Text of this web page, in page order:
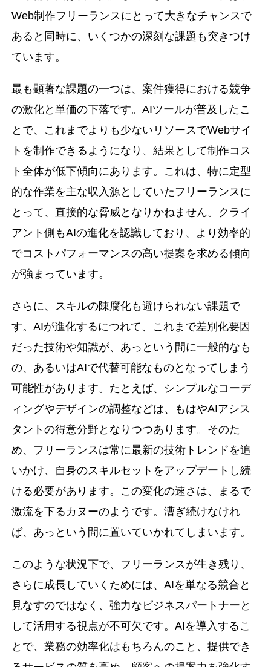
Web制作フリーランスにとって大きなチャンスで
あると同時に、いくつかの深刻な課題も突きつけ
ています。
最も顕著な課題の一つは、案件獲得における競争
の激化と単価の下落です。AIツールが普及したこ
とで、これまでよりも少ないリソースでWebサイ
トを制作できるようになり、結果として制作コス
ト全体が低下傾向にあります。これは、特に定型
的な作業を主な収入源としていたフリーランスに
とって、直接的な脅威となりかねません。クライ
アント側もAIの進化を認識しており、より効率的
でコストパフォーマンスの高い提案を求める傾向
が強まっています。
さらに、スキルの陳腐化も避けられない課題で
す。AIが進化するにつれて、これまで差別化要因
だった技術や知識が、あっという間に一般的なも
の、あるいはAIで代替可能なものとなってしまう
可能性があります。たとえば、シンプルなコーデ
ィングやデザインの調整などは、もはやAIアシス
タントの得意分野となりつつあります。そのた
め、フリーランスは常に最新の技術トレンドを追
いかけ、自身のスキルセットをアップデートし続
ける必要があります。この変化の速さは、まるで
激流を下るカヌーのようです。漕ぎ続けなけれ
ば、あっという間に置いていかれてしまいます。
このような状況下で、フリーランスが生き残り、
さらに成長していくためには、AIを単なる競合と
見なすのではなく、強力なビジネスパートナーと
して活用する視点が不可欠です。AIを導入するこ
とで、業務の効率化はもちろんのこと、提供でき